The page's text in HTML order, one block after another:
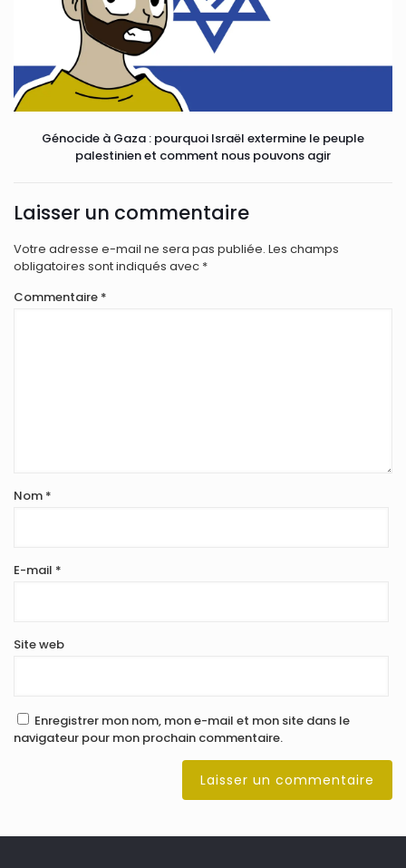
Génocide à Gaza : pourquoi Israël extermine le peuple
palestinien et comment nous pouvons agir
Laisser un commentaire
Votre adresse e-mail ne sera pas publiée. Les champs
obligatoires sont indiqués avec *
Commentaire *
Nom *
E-mail *
Site web
Enregistrer mon nom, mon e-mail et mon site dans le
navigateur pour mon prochain commentaire.